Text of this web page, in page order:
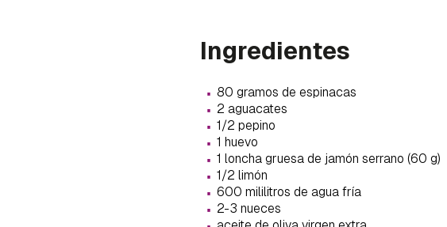
Ingredientes
· 80 gramos de espinacas
· 2 aguacates
· 1/2 pepino
· 1 huevo
· 1 loncha gruesa de jamón serrano (60 g)
· 1/2 limón
· 600 mililitros de agua fría
· 2-3 nueces